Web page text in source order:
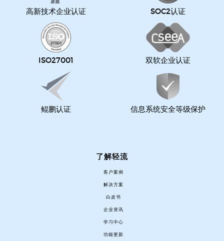
高新技术企业认证 SOC2认证
ISO27001 双软企业认证
鲲鹏认证 信息系统安全等级保护
了解轻流
客户案例
解决方案
白皮书
企业资讯
学习中心
功能更新